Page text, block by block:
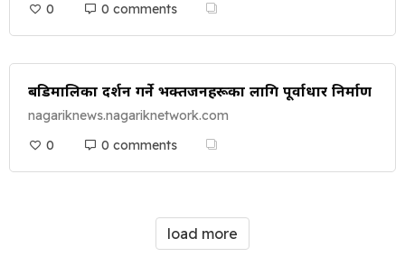
0
0 comments
बडिमालिका दर्शन गर्ने भक्तजनहरूका लागि पूर्वाधार निर्माण
nagariknews.nagariknetwork.com
0
0 comments
load more